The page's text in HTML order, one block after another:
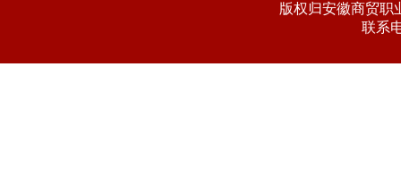
版权归安徽商贸职
联系